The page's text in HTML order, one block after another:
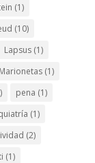
(1)
(10)
Lapsus(1)
Marionetas(1)
pena (1)
(1)
(2)
(1)